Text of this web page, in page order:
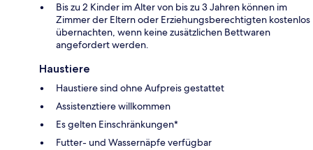
Bis zu 2 Kinder im Alter von bis zu 3 Jahren können im
Zimmer der Eltern oder Erziehungsberechtigten kostenlos
übernachten, wenn keine zusätzlichen Bettwaren
angefordert werden.
Haustiere
Haustiere sind ohne Aufpreis gestattet
Assistenztiere willkommen
Es gelten Einschränkungen*
Futter- und Wassernäpfe verfügbar